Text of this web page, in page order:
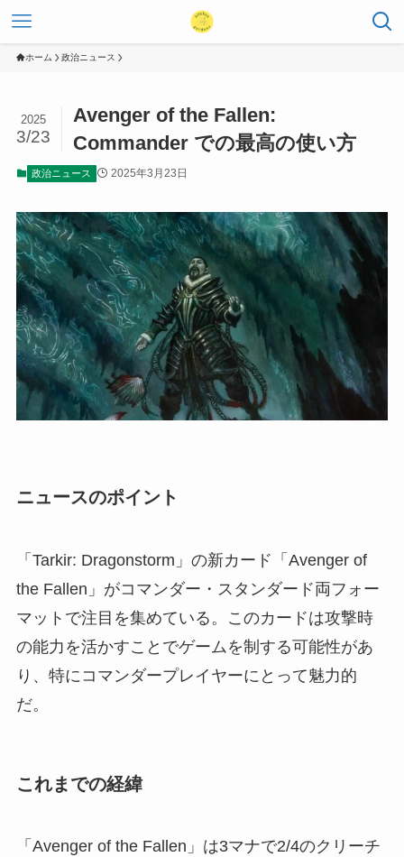
ホーム 政治ニュース
Avenger of the Fallen:
Commander での最高の使い方
2025
3/23
政治ニュース 2025年3月23日
ニュースのポイント
「Tarkir: Dragonstorm」の新カード「Avenger of
the Fallen」がコマンダー・スタンダード両フォー
マットで注目を集めている。このカードは攻撃時
の能力を活かすことでゲームを制する可能性があ
り、特にコマンダープレイヤーにとって魅力的
だ。
これまでの経緯
「Avenger of the Fallen」は3マナで2/4のクリーチ